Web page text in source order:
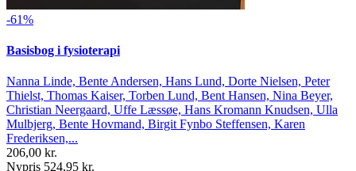
-61%
Basisbog i fysioterapi
Nanna Linde, Bente Andersen, Hans Lund, Dorte Nielsen, Peter
Thielst, Thomas Kaiser, Torben Lund, Bent Hansen, Nina Beyer,
Christian Neergaard, Uffe Læssøe, Hans Kromann Knudsen, Ulla
Mulbjerg, Bente Hovmand, Birgit Fynbo Steffensen, Karen
Frederiksen,...
206,00 kr.
Nypris 524,95 kr.